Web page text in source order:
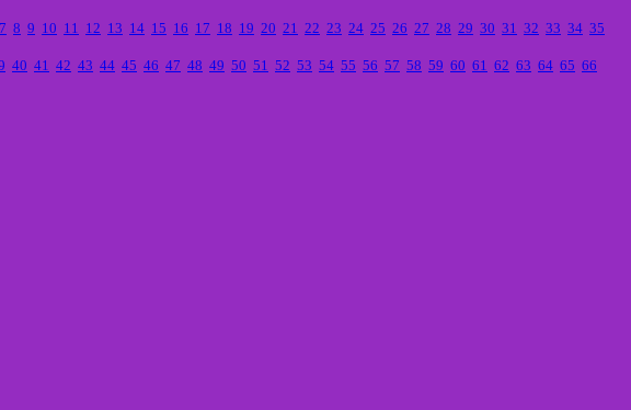
7 8 9 10 11 12 13 14 15 16 17 18 19 20 21 22 23 24 25 26 27 28 29 30 31 32 33 34 35
40 41 42 43 44 45 46 47 48 49 50 51 52 53 54 55 56 57 58 59 60 61 62 63 64 65 66